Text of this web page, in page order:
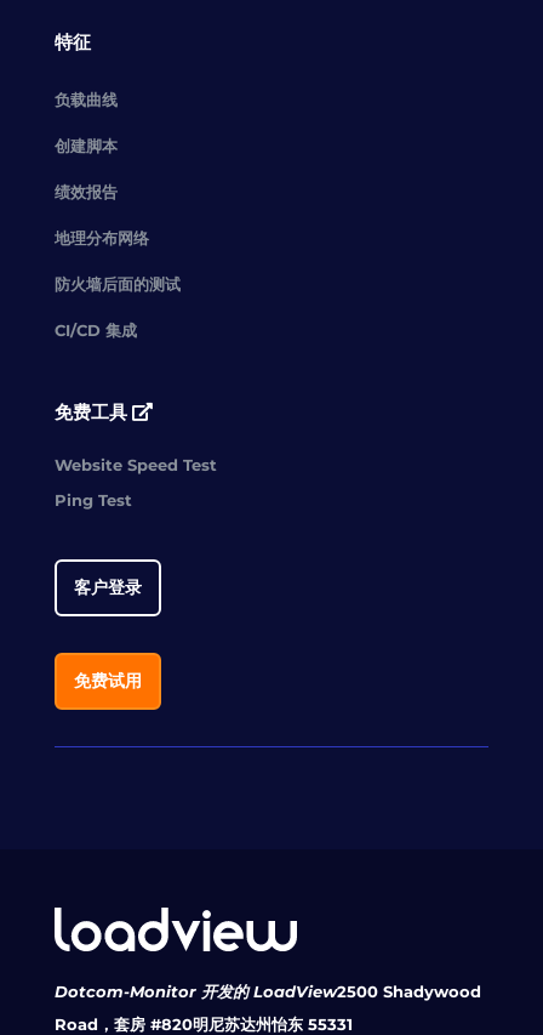
特征
负载曲线
创建脚本
绩效报告
地理分布网络
防火墙后面的测试
CI/CD 集成
免费工具
Website Speed Test
Ping Test
客户登录
免费试用
Dotcom-Monitor 开发的 LoadView2500 Shadywood
Road，套房 #820明尼苏达州怡东 55331